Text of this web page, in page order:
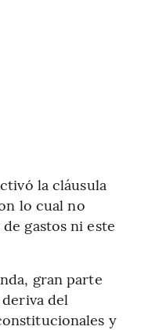
la cláusula
lo cual no
gastos ni este
gran parte
del
y